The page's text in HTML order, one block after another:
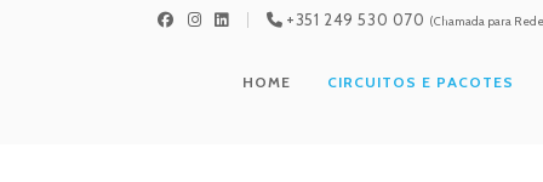
+351 249 530 070 (Chamada para
HOME CIRCUITOS E PACOTES